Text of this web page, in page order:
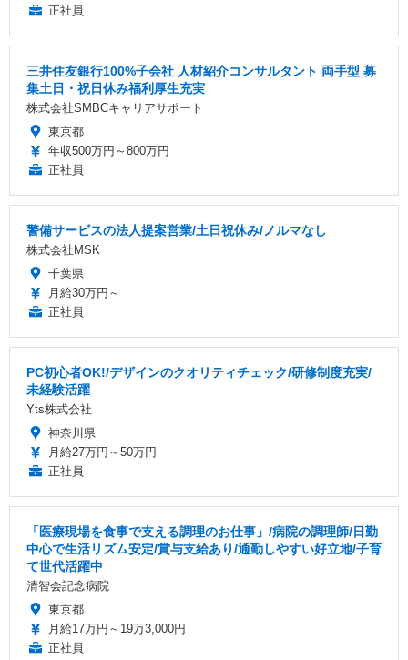
正社員
三井住友銀行100%子会社 人材紹介コンサルタント 両手型 募
集土日・祝日休み福利厚生充実
株式会社SMBCキャリアサポート
東京都
年収500万円～800万円
正社員
警備サービスの法人提案営業/土日祝休み/ノルマなし
株式会社MSK
千葉県
月給30万円～
正社員
PC初心者OK!/デザインのクオリティチェック/研修制度充実/
未経験活躍
Yts株式会社
神奈川県
月給27万円～50万円
正社員
「医療現場を食事で支える調理のお仕事」/病院の調理師/日勤
中心で生活リズム安定/賞与支給あり/通勤しやすい好立地/子育
て世代活躍中
清智会記念病院
東京都
月給17万円～19万3,000円
正社員